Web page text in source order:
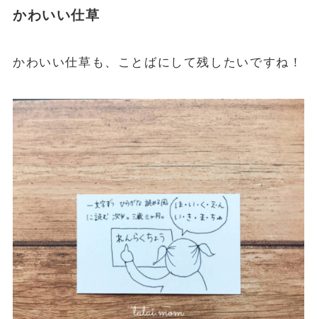
かわいい仕草
かわいい仕草も、ことばにして残したいですね！